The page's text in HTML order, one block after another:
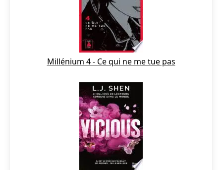
Millénium 4 - Ce qui ne me tue pas